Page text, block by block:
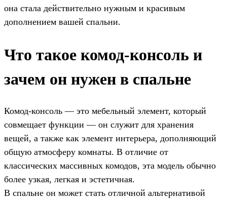
она стала действительно нужным и красивым
дополнением вашей спальни.
Что такое комод-консоль и
зачем он нужен в спальне
Комод-консоль — это мебельный элемент, который
совмещает функции — он служит для хранения
вещей, а также как элемент интерьера, дополняющий
общую атмосферу комнаты. В отличие от
классических массивных комодов, эта модель обычно
более узкая, легкая и эстетичная.
В спальне он может стать отличной альтернативой